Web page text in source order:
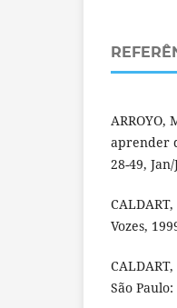
ARROYO,
aprender
28-49,
Vozes,
São